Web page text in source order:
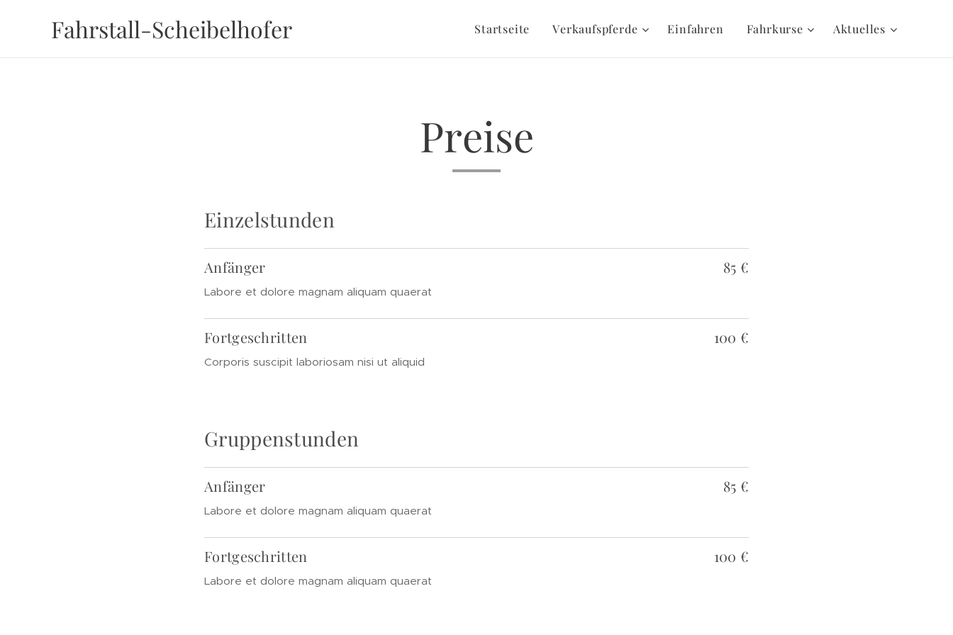
Fahrstall-Scheibelhofer Startseite Verkaufspferde Einfahren Fahrkurse Aktuelles
Preise
Einzelstunden
Anfänger
Labore et dolore magnam aliquam quaerat
85 €
Fortgeschritten
Corporis suscipit laboriosam nisi ut aliquid
100 €
Gruppenstunden
Anfänger
Labore et dolore magnam aliquam quaerat
85 €
Fortgeschritten
Labore et dolore magnam aliquam quaerat
100 €